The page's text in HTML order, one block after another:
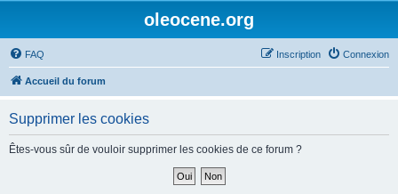
oleocene.org
FAQ Connexion
Inscription
Accueil du forum
Supprimer les cookies
Êtes-vous sûr de vouloir supprimer les cookies de ce forum ?